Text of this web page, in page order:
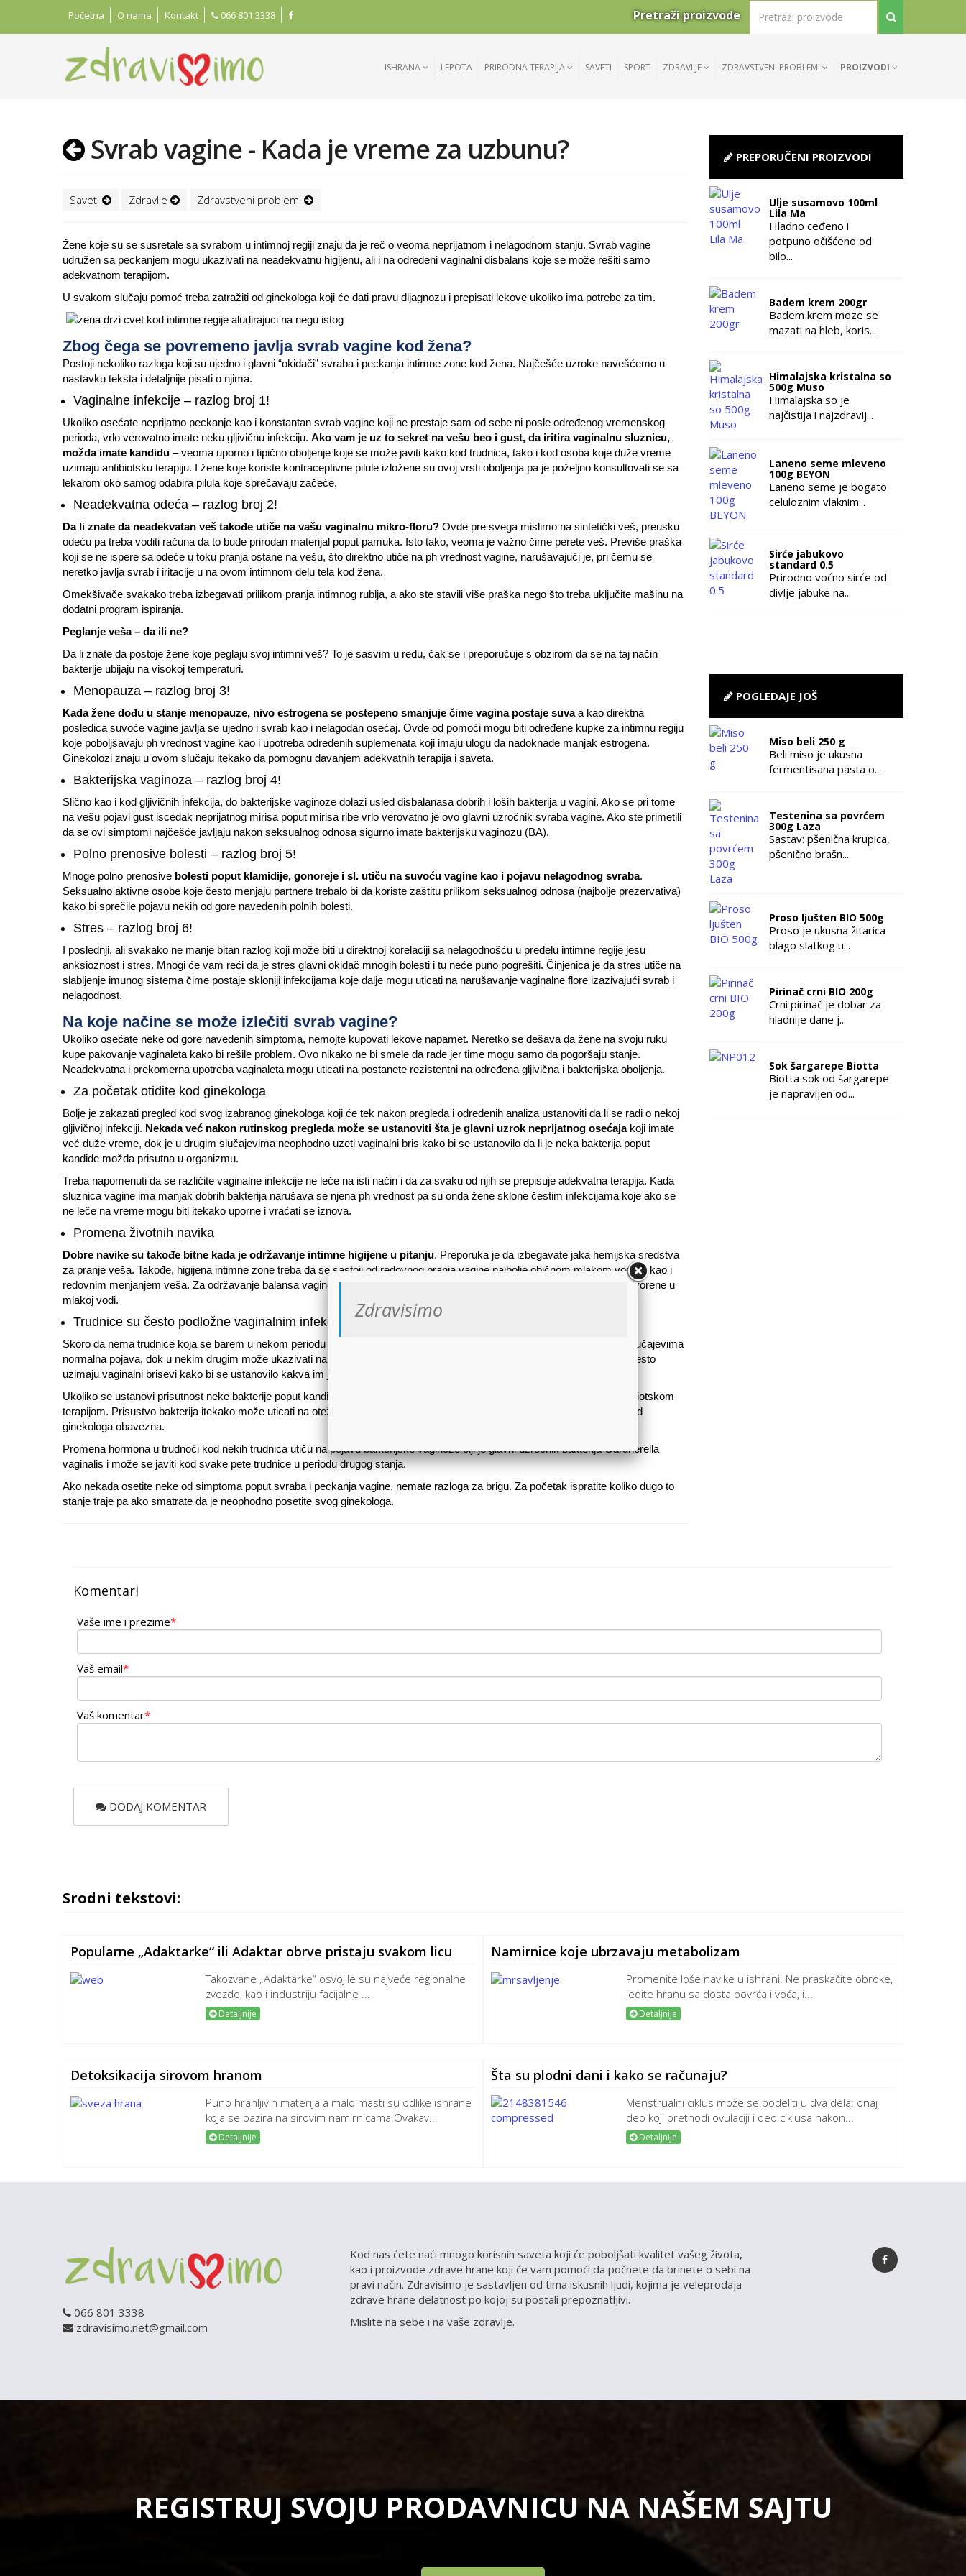
Početna O nama Kontakt 066 801 3338 Pretraži proizvode
ISHRANA LEPOTA PRIRODNA TERAPIJA SAVETI SPORT ZDRAVLJE ZDRAVSTVENI PROBLEMI PROIZVODI
Svrab vagine - Kada je vreme za uzbunu?
Saveti Zdravlje Zdravstveni problemi
Žene koje su se susretale sa svrabom u intimnoj regiji znaju da je reč o veoma neprijatnom i nelagodnom stanju. Svrab vagine
udružen sa peckanjem mogu ukazivati na neadekvatnu higijenu, ali i na određeni vaginalni disbalans koje se može rešiti samo
adekvatnom terapijom.
U svakom slučaju pomoć treba zatražiti od ginekologa koji će dati pravu dijagnozu i prepisati lekove ukoliko ima potrebe za tim.
Zbog čega se povremeno javlja svrab vagine kod žena?
Postoji nekoliko razloga koji su ujedno i glavni “okidači” svraba i peckanja intimne zone kod žena. Najčešće uzroke navešćemo u
nastavku teksta i detaljnije pisati o njima.
Vaginalne infekcije – razlog broj 1!
Ukoliko osećate neprijatno peckanje kao i konstantan svrab vagine koji ne prestaje sam od sebe ni posle određenog vremenskog
perioda, vrlo verovatno imate neku gljivičnu infekciju. Ako vam je uz to sekret na vešu beo i gust, da iritira vaginalnu sluznicu,
možda imate kandidu – veoma uporno i tipično oboljenje koje se može javiti kako kod trudnica, tako i kod osoba koje duže vreme
uzimaju antibiotsku terapiju. I žene koje koriste kontraceptivne pilule izložene su ovoj vrsti oboljenja pa je poželjno konsultovati se sa
lekarom oko samog odabira pilula koje sprečavaju začeće.
Neadekvatna odeća – razlog broj 2!
Da li znate da neadekvatan veš takođe utiče na vašu vaginalnu mikro-floru? Ovde pre svega mislimo na sintetički veš, preusku
odeću pa treba voditi računa da to bude prirodan materijal poput pamuka. Isto tako, veoma je važno čime perete veš. Previše praška
koji se ne ispere sa odeće u toku pranja ostane na vešu, što direktno utiče na ph vrednost vagine, narušavajući je, pri čemu se
neretko javlja svrab i iritacije u na ovom intimnom delu tela kod žena.
Omekšivače svakako treba izbegavati prilikom pranja intimnog rublja, a ako ste stavili više praška nego što treba uključite mašinu na
dodatni program ispiranja.
Peglanje veša – da ili ne?
Da li znate da postoje žene koje peglaju svoj intimni veš? To je sasvim u redu, čak se i preporučuje s obzirom da se na taj način
bakterije ubijaju na visokoj temperaturi.
Menopauza – razlog broj 3!
Kada žene dođu u stanje menopauze, nivo estrogena se postepeno smanjuje čime vagina postaje suvaa kao direktna
posledica suvoće vagine javlja se ujedno i svrab kao i nelagodan osećaj. Ovde od pomoći mogu biti određene kupke za intimnu regiju
koje poboljšavaju ph vrednost vagine kao i upotreba određenih suplemenata koji imaju ulogu da nadoknade manjak estrogena.
Ginekolozi znaju u ovom slučaju itekako da pomognu davanjem adekvatnih terapija i saveta.
Bakterijska vaginoza – razlog broj 4!
Slično kao i kod gljivičnih infekcija, do bakterijske vaginoze dolazi usled disbalanasa dobrih i loših bakterija u vagini. Ako se pri tome
na vešu pojavi gust iscedak neprijatnog mirisa poput mirisa ribe vrlo verovatno je ovo glavni uzročnik svraba vagine. Ako ste primetili
da se ovi simptomi najčešće javljaju nakon seksualnog odnosa sigurno imate bakterijsku vaginozu (BA).
Polno prenosive bolesti – razlog broj 5!
Mnoge polno prenosive bolesti poput klamidije, gonoreje i sl. utiču na suvoću vagine kao i pojavu nelagodnog svraba.
Seksualno aktivne osobe koje često menjaju partnere trebalo bi da koriste zaštitu prilikom seksualnog odnosa (najbolje prezervativa)
kako bi sprečile pojavu nekih od gore navedenih polnih bolesti.
Stres – razlog broj 6!
I poslednji, ali svakako ne manje bitan razlog koji može biti u direktnoj korelaciji sa nelagodnošću u predelu intimne regije jesu
anksioznost i stres. Mnogi će vam reći da je stres glavni okidač mnogih bolesti i tu neće puno pogrešiti. Činjenica je da stres utiče na
slabljenje imunog sistema čime postaje skloniji infekcijama koje dalje mogu uticati na narušavanje vaginalne flore izazivajući svrab i
nelagodnost.
Na koje načine se može izlečiti svrab vagine?
Ukoliko osećate neke od gore navedenih simptoma, nemojte kupovati lekove napamet. Neretko se dešava da žene na svoju ruku
kupe pakovanje vaginaleta kako bi rešile problem. Ovo nikako ne bi smele da rade jer time mogu samo da pogoršaju stanje.
Neadekvatna i prekomerna upotreba vaginaleta mogu uticati na postanete rezistentni na određena gljivična i bakterijska oboljenja.
Za početak otiđite kod ginekologa
Bolje je zakazati pregled kod svog izabranog ginekologa koji će tek nakon pregleda i određenih analiza ustanoviti da li se radi o nekoj
gljivičnoj infekciji. Nekada već nakon rutinskog pregleda može se ustanoviti šta je glavni uzrok neprijatnog osećajakoji imate
već duže vreme, dok je u drugim slučajevima neophodno uzeti vaginalni bris kako bi se ustanovilo da li je neka bakterija poput
kandide možda prisutna u organizmu.
Treba napomenuti da se različite vaginalne infekcije ne leče na isti način i da za svaku od njih se prepisuje adekvatna terapija. Kada
sluznica vagine ima manjak dobrih bakterija narušava se njena ph vrednost pa su onda žene sklone čestim infekcijama koje ako se
ne leče na vreme mogu biti itekako uporne i vraćati se iznova.
Promena životnih navika
Dobre navike su takođe bitne kada je održavanje intimne higijene u pitanju. Preporuka je da izbegavate jaka hemijska sredstva
za pranje veša. Takođe, higijena intimne zone treba da se sastoji od redovnog pranja vagine najbolje običnom mlakom vodom kao i
redovnim menjanjem veša. Za održavanje balansa vagine, možete koristiti čaj od kamilice ili prstohvat sode bikarbone rastvorene u
mlakoj vodi.
Trudnice su često podložne vaginalnim infekcijama
Skoro da nema trudnice koja se barem u nekom periodu trudnoće nije suočila sa vaginalnim sekretom koji je u pojedinim slučajevima
normalna pojava, dok u nekim drugim može ukazivati na neku bakterijsku ili vaginalnu infekciju. Zbog toga se trudnicama često
uzimaju vaginalni brisevi kako bi se ustanovilo kakva im je mikrobiološka flora vagine.
Ukoliko se ustanovi prisutnost neke bakterije poput kandide, streptokoke ili ešerihije, obavezno je lečenje adekvatnom antibiotskom
terapijom. Prisustvo bakterija itekako može uticati na otežan porođaj i ugroziti bebino zdravlje, s toga je redovna kontrola kod
ginekologa obavezna.
Promena hormona u trudnoći kod nekih trudnica utiču na pojavu bakterijske vaginoze čiji je glavni uzročnik bakterija Gardnerella
vaginalis i može se javiti kod svake pete trudnice u periodu drugog stanja.
Ako nekada osetite neke od simptoma poput svraba i peckanja vagine, nemate razloga za brigu. Za početak ispratite koliko dugo to
stanje traje pa ako smatrate da je neophodno posetite svog ginekologa.
PREPORUČENI PROIZVODI
Ulje susamovo 100ml
Lila Ma
Hladno ceđeno i
potpuno očišćeno od
bilo...
Badem krem 200gr
Badem krem moze se
mazati na hleb, koris...
Himalajska kristalna so
500g Muso
Himalajska so je
najčistija i najzdravij...
Laneno seme mleveno
100g BEYON
Laneno seme je bogato
celuloznim vlaknim...
Sirće jabukovo
standard 0.5
Prirodno voćno sirće od
divlje jabuke na...
POGLEDAJE JOŠ
Miso beli 250 g
Beli miso je ukusna
fermentisana pasta o...
Testenina sa povrćem
300g Laza
Sastav: pšenična krupica,
pšenično brašn...
Proso ljušten BIO 500g
Proso je ukusna žitarica
blago slatkog u...
Pirinač crni BIO 200g
Crni pirinač je dobar za
hladnije dane j...
Sok šargarepe Biotta
Biotta sok od šargarepe
je napravljen od...
Komentari
Vaše ime i prezime*
Vaš email*
Vaš komentar*
DODAJ KOMENTAR
Srodni tekstovi:
Popularne „Adaktarke“ ili Adaktar obrve pristaju svakom licu
Takozvane „Adaktarke“ osvojile su najveće regionalne
zvezde, kao i industriju facijalne ...
Detaljnije
Namirnice koje ubrzavaju metabolizam
Promenite loše navike u ishrani. Ne praskačite obroke,
jedite hranu sa dosta povrća i voća, i...
Detaljnije
Detoksikacija sirovom hranom
Puno hranljivih materija a malo masti su odlike ishrane
koja se bazira na sirovim namirnicama.Ovakav...
Detaljnije
Šta su plodni dani i kako se računaju?
Menstrualni ciklus može se podeliti u dva dela: onaj
deo koji prethodi ovulaciji i deo ciklusa nakon...
Detaljnije
066 801 3338
zdravisimo.net@gmail.com
Kod nas ćete naći mnogo korisnih saveta koji će poboljšati kvalitet vašeg života,
kao i proizvode zdrave hrane koji će vam pomoći da počnete da brinete o sebi na
pravi način. Zdravisimo je sastavljen od tima iskusnih ljudi, kojima je veleprodaja
zdrave hrane delatnost po kojoj su postali prepoznatljivi.
Mislite na sebe i na vaše zdravlje.
REGISTRUJ SVOJU PRODAVNICU NA NAŠEM SAJTU
Zdravisimo